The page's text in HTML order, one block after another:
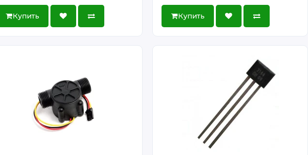
Купить Купить